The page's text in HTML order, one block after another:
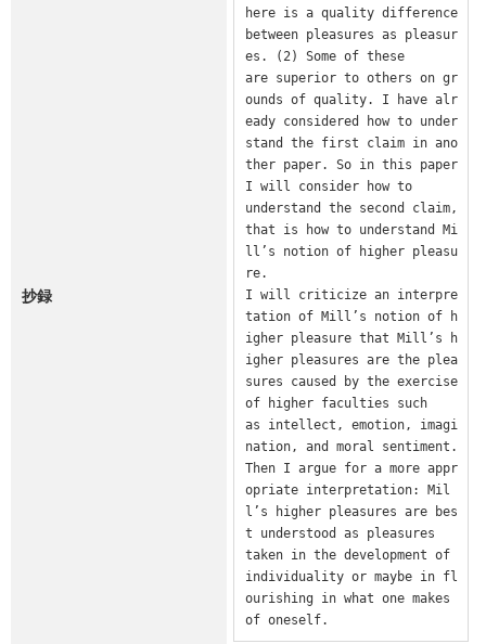
抄録
here is a quality difference
between pleasures as pleasur
es. (2) Some of these
are superior to others on gr
ounds of quality. I have alr
eady considered how to under
stand the first claim in ano
ther paper. So in this paper
I will consider how to
understand the second claim,
that is how to understand Mi
ll’s notion of higher pleasu
re.
I will criticize an interpre
tation of Mill’s notion of h
igher pleasure that Mill’s h
igher pleasures are the plea
sures caused by the exercise
of higher faculties such
as intellect, emotion, imagi
nation, and moral sentiment.
Then I argue for a more appr
opriate interpretation: Mil
l’s higher pleasures are bes
t understood as pleasures
taken in the development of
individuality or maybe in fl
ourishing in what one makes
of oneself.